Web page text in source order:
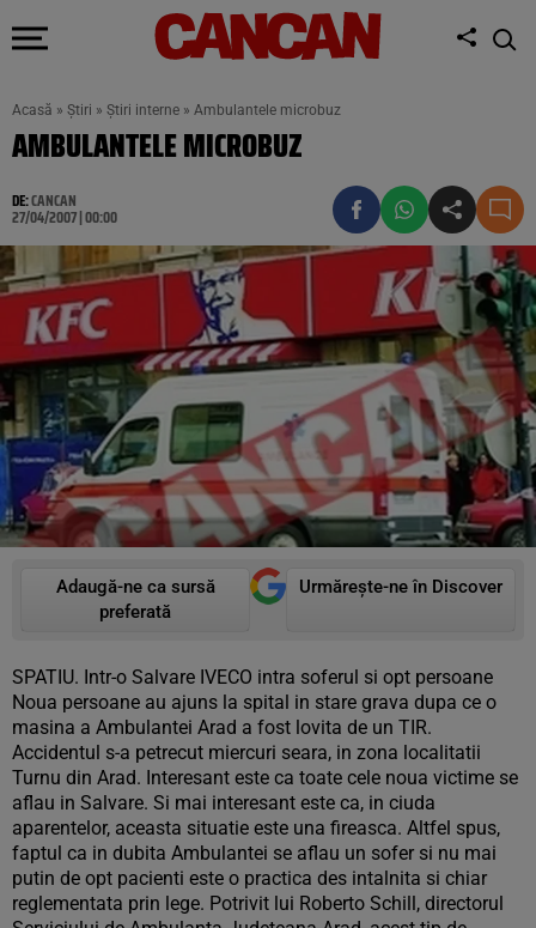
Acasă » Știri » Știri interne » Ambulantele microbuz
AMBULANTELE MICROBUZ
DE:CANCAN
27/04/2007 | 00:00
Adaugă-ne ca sursă
preferată
Urmărește-ne în Discover
SPATIU. Intr-o Salvare IVECO intra soferul si opt persoane
Noua persoane au ajuns la spital in stare grava dupa ce o
masina a Ambulantei Arad a fost lovita de un TIR.
Accidentul s-a petrecut miercuri seara, in zona localitatii
Turnu din Arad. Interesant este ca toate cele noua victime se
aflau in Salvare. Si mai interesant este ca, in ciuda
aparentelor, aceasta situatie este una fireasca. Altfel spus,
faptul ca in dubita Ambulantei se aflau un sofer si nu mai
putin de opt pacienti este o practica des intalnita si chiar
reglementata prin lege. Potrivit lui Roberto Schill, directorul